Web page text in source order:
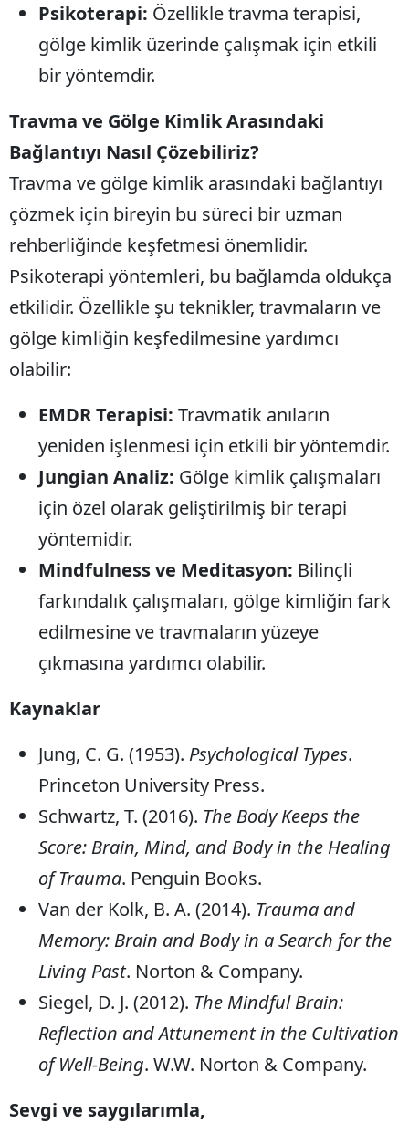
Psikoterapi: Özellikle travma terapisi,
gölge kimlik üzerinde çalışmak için etkili
bir yöntemdir.
Travma ve Gölge Kimlik Arasındaki
Bağlantıyı Nasıl Çözebiliriz?
Travma ve gölge kimlik arasındaki bağlantıyı
çözmek için bireyin bu süreci bir uzman
rehberliğinde keşfetmesi önemlidir.
Psikoterapi yöntemleri, bu bağlamda oldukça
etkilidir. Özellikle şu teknikler, travmaların ve
gölge kimliğin keşfedilmesine yardımcı
olabilir:
EMDR Terapisi: Travmatik anıların
yeniden işlenmesi için etkili bir yöntemdir.
Jungian Analiz: Gölge kimlik çalışmaları
için özel olarak geliştirilmiş bir terapi
yöntemidir.
Mindfulness ve Meditasyon: Bilinçli
farkındalık çalışmaları, gölge kimliğin fark
edilmesine ve travmaların yüzeye
çıkmasına yardımcı olabilir.
Kaynaklar
Jung, C. G. (1953). Psychological Types.
Princeton University Press.
Schwartz, T. (2016). The Body Keeps the
Score: Brain, Mind, and Body in the Healing
of Trauma. Penguin Books.
Van der Kolk, B. A. (2014). Trauma and
Memory: Brain and Body in a Search for the
Living Past. Norton & Company.
Siegel, D. J. (2012). The Mindful Brain:
Reflection and Attunement in the Cultivation
of Well-Being. W.W. Norton & Company.
Sevgi ve saygılarımla,